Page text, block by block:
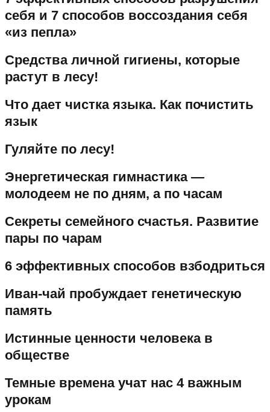
себя и 7 способов воссоздания себя
«из пепла»
Средства личной гигиены, которые
растут в лесу!
Что дает чистка языка. Как почистить
язык
Гуляйте по лесу!
Энергетическая гимнастика —
молодеем не по дням, а по часам
Секреты семейного счастья. Развитие
пары по чарам
6 эффективных способов взбодриться
Иван-чай пробуждает генетическую
память
Истинные ценности человека в
обществе
Темные времена учат нас 4 важным
урокам